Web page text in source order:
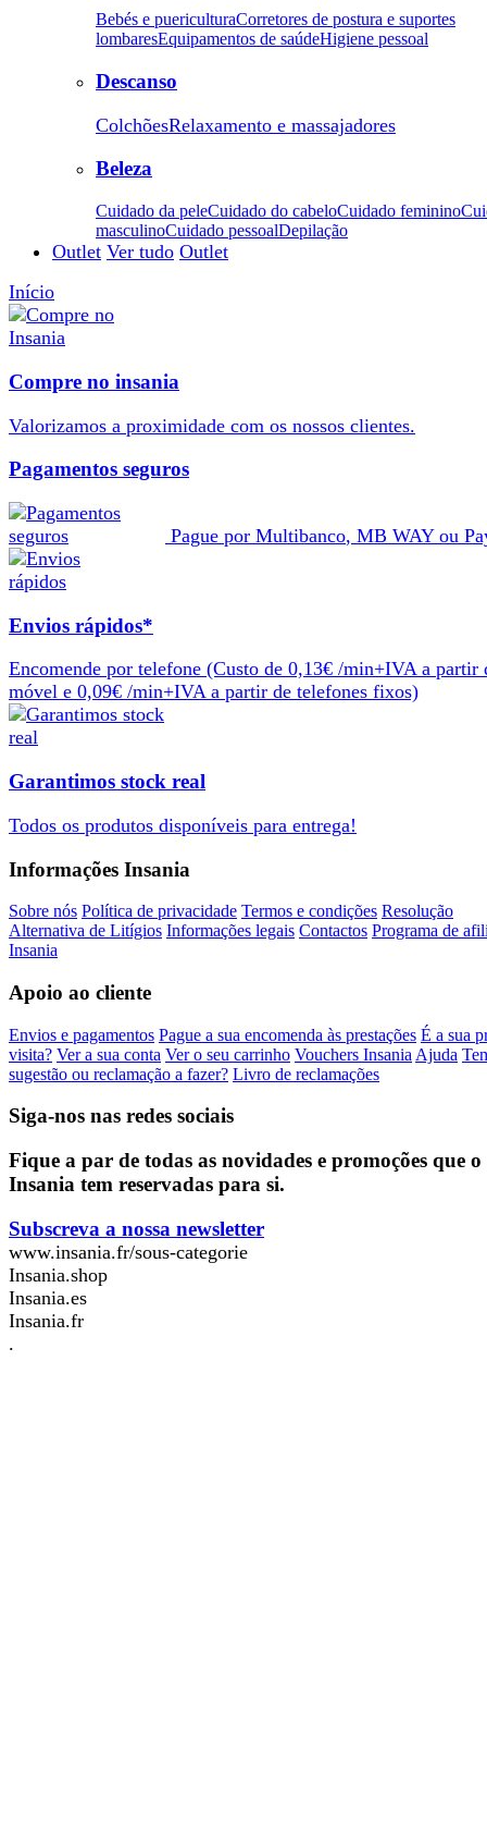
Bebés e puericulturaCorretores de postura e suportes
lombaresEquipamentos de saúdeHigiene pessoal
Descanso
ColchõesRelaxamento e massajadores
Beleza
Cuidado da peleCuidado do cabeloCuidado feminino
masculinoCuidado pessoalDepilação
Outlet Ver tudo Outlet
Início
Compre no insania
Valorizamos a proximidade com os nossos clientes.
Pagamentos seguros
Pague por Multibanco, MB WAYou
Envios rápidos*
Encomende por telefone (Custo de 0,13€ /min+IVA a partir
móvel e 0,09€ /min+IVA a partir de telefones fixos)
Garantimos stock real
Todos os produtos disponíveis para entrega!
Informações Insania
Sobre nós Política de privacidade Termos e condições Resolução
Alternativa de Litígios Informações legais Contactos Programa de
Insania
Apoio ao cliente
Envios e pagamentos Pague a sua encomenda às prestações É a sua
visita? Ver a sua conta Ver o seu carrinho Vouchers Insania Ajuda
sugestão ou reclamação a fazer? Livro de reclamações
Siga-nos nas redes sociais
Fique a par de todas as novidades e promoções que o
Insania tem reservadas para si.
Subscreva a nossa newsletter
www.insania.fr/sous-categorie
Insania.shop
Insania.es
Insania.fr
.